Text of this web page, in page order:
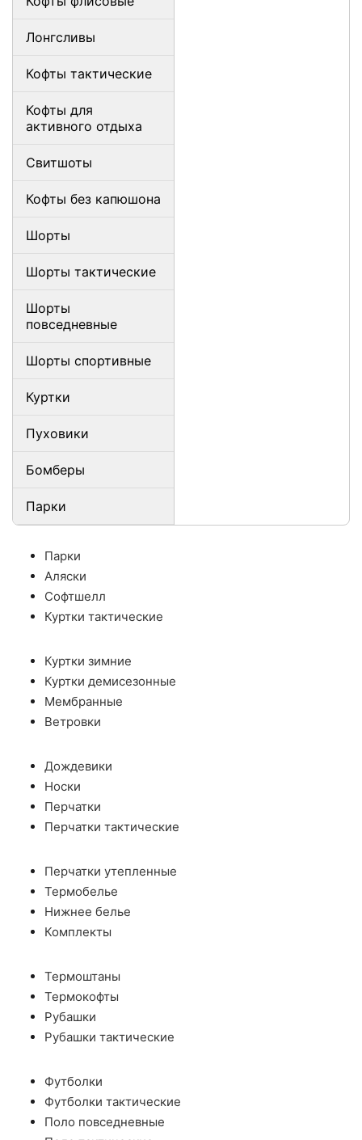
Лонгсливы
Кофты тактические
Кофты для
активного отдыха
Свитшоты
Кофты без капюшона
Шорты
Шорты тактические
Шорты
повседневные
Шорты спортивные
Куртки
Пуховики
Бомберы
Парки
Парки
Аляски
Софтшелл
Куртки тактические
Куртки зимние
Куртки демисезонные
Мембранные
Ветровки
Дождевики
Носки
Перчатки
Перчатки тактические
Перчатки утепленные
Термобелье
Нижнее белье
Комплекты
Термоштаны
Термокофты
Рубашки
Рубашки тактические
Футболки
Футболки тактические
Поло повседневные